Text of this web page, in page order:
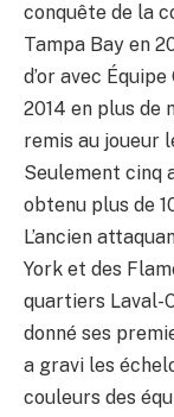
conquête de la
Tampa Bay en
d’or avec
2014 en plus de
remis au joueur
Seulement cinq
obtenu plus de
L’ancien
York et des
quartiers Laval-
donné ses
a gravi les
couleurs des